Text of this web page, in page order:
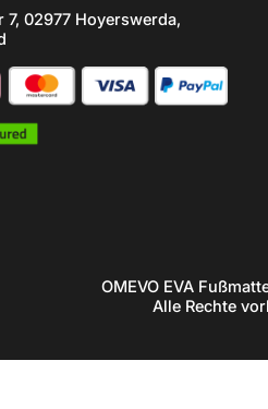
7, 02977 Hoyerswerda,
OMEVO EVA
Alle Rechte